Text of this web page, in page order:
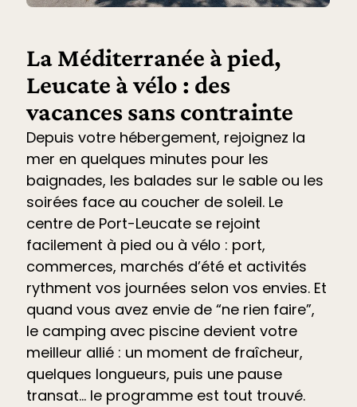
La Méditerranée à pied,
Leucate à vélo : des
vacances sans contrainte
Depuis votre hébergement, rejoignez la
mer en quelques minutes pour les
baignades, les balades sur le sable ou les
soirées face au coucher de soleil. Le
centre de Port-Leucate se rejoint
facilement à pied ou à vélo : port,
commerces, marchés d’été et activités
rythment vos journées selon vos envies. Et
quand vous avez envie de “ne rien faire”,
le camping avec piscine devient votre
meilleur allié : un moment de fraîcheur,
quelques longueurs, puis une pause
transat… le programme est tout trouvé.